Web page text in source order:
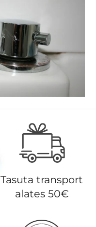
Tasuta transport
alates 50€